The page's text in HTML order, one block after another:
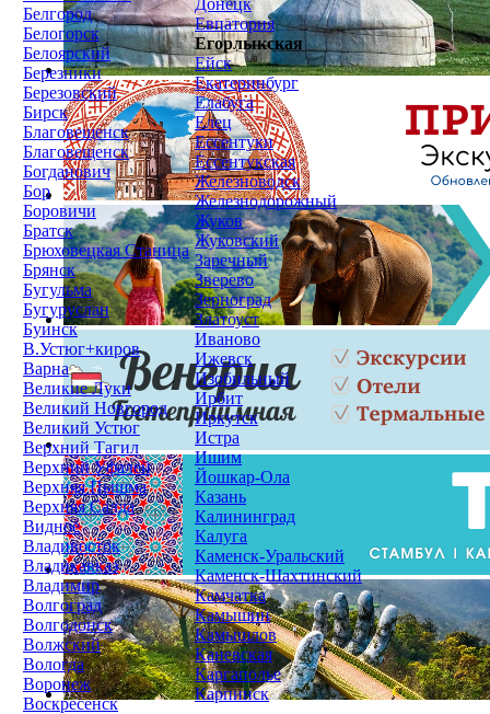
Белгород
Белогорск
Белоярский
Березники
Березовский
Бирск
Благовещенск
Благовещенск
Богданович
Бор
Боровичи
Братск
Брюховецкая Станица
Брянск
Бугульма
Бугуруслан
Буинск
В.Устюг+киров
Варна
Великие Луки
Великий Новгород
Великий Устюг
Верхний Тагил
Верхний Уфалей
Верхняя Пышма
Верхняя Салда
Видное
Владивосток
Владикавказ
Владимир
Волгоград
Волгодонск
Волжский
Вологда
Воронеж
Воскресенск
Евпатория
Егорлыкская
Ейск
Екатеринбург
Елабуга
Елец
Ессентуки
Ессентукская
Железноводск
Железнодорожный
Жуков
Жуковский
Заречный
Зверево
Зерноград
Златоуст
Иваново
Ижевск
Изобильный
Ирбит
Иркутск
Истра
Ишим
Йошкар-Ола
Казань
Калининград
Калуга
Каменск-Уральский
Каменск-Шахтинский
Камчатка
Камышин
Камышлов
Каневская
Каргаполье
Карпинск